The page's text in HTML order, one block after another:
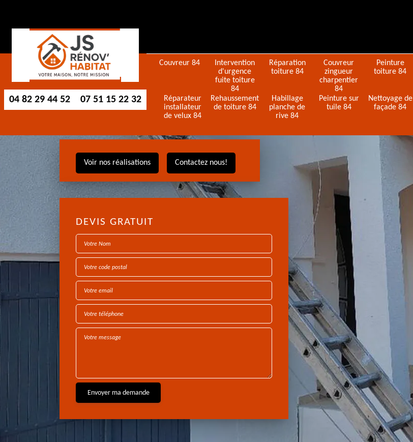
04 82 29 44 52 07 51 15 22 32
Couvreur 84
Intervention
d'urgence
fuite toiture
84
Réparation
toiture 84
Couvreur
zingueur
charpentier
84
Peinture
toiture 84
Réparateur
installateur
de velux 84
Rehaussement
de toiture 84
Habillage
planche de
rive 84
Peinture sur
tuile 84
Nettoyage de
façade 84
Voir nos réalisations Contactez nous!
DEVIS GRATUIT